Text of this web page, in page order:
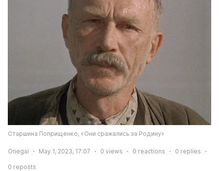
Старшина Поприщенко, «Они сражались за Родину»
Onegai May 1, 2023, 17:07 0 views 0 reactions 0 replies
0 reposts